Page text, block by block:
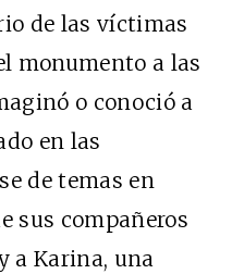
de las víctimas
monumento a las
o conoció a
en las
de temas en
sus compañeros
a Karina, una